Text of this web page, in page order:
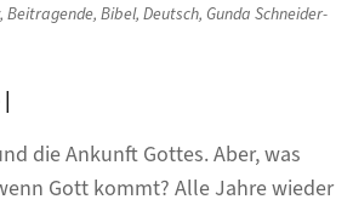
, Beitragende, Bibel, Deutsch, Gunda Schneider-
die Ankunft Gottes. Aber, was
Gott kommt? Alle Jahre wieder